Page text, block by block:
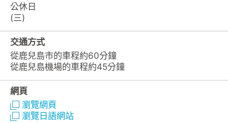
公休日
(三)
交通方式
從鹿兒島市的車程約60分鐘
從鹿兒島機場的車程約45分鐘
網頁
瀏覽網頁
瀏覽日語網站